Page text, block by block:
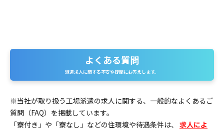
よくある質問
派遣求人に関する不安や疑問にお答えします。
※当社が取り扱う工場派遣の求人に関する、一般的なよくあるご
質問（FAQ）を掲載しています。
「寮付き」や「寮なし」などの住環境や待遇条件は、 求人によ